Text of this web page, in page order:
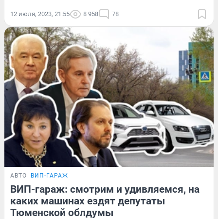
12 июля, 2023, 21:55 8 958 78
АВТО ВИП-ГАРАЖ
ВИП-гараж: смотрим и удивляемся, на
каких машинах ездят депутаты
Тюменской облдумы